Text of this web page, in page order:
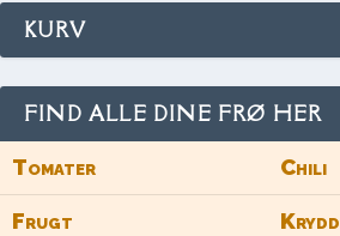
KURV
FIND ALLE DINE FRØ HER
Tomater Chili
Frugt